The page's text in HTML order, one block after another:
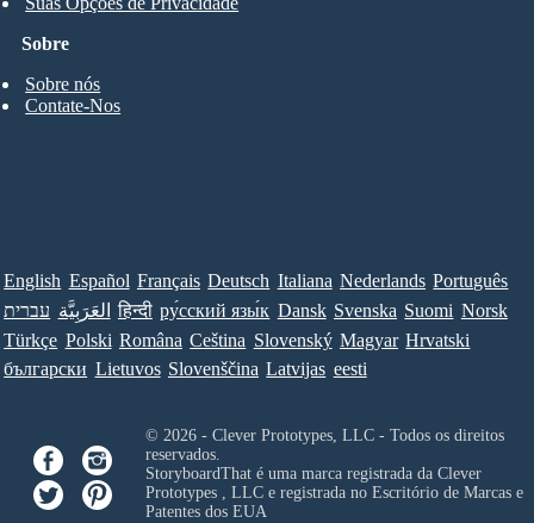
Sobre
Sobre nós
Contate-Nos
English Español Français Deutsch Italiana Nederlands Português
עברית العَرَبِيَّة हिन्दी ру́сский язы́к Dansk Svenska Suomi Norsk
Türkçe Polski Româna Ceština Slovenský Magyar Hrvatski
български Lietuvos Slovenščina Latvijas eesti
© 2026 - Clever Prototypes, LLC - Todos os direitos
reservados.
StoryboardThat é uma marca registrada da Clever
Prototypes , LLCe registrada no Escritório de Marcas e
Patentes dos EUA